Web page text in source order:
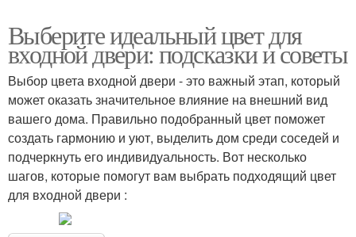
Выберите идеальный цвет для
входной двери: подсказки и советы
Выбор цвета входной двери - это важный этап, который
может оказать значительное влияние на внешний вид
вашего дома. Правильно подобранный цвет поможет
создать гармонию и уют, выделить дом среди соседей и
подчеркнуть его индивидуальность. Вот несколько
шагов, которые помогут вам выбрать подходящий цвет
для входной двери :